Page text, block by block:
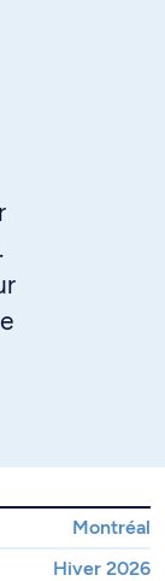
Montréal
Hiver 2026